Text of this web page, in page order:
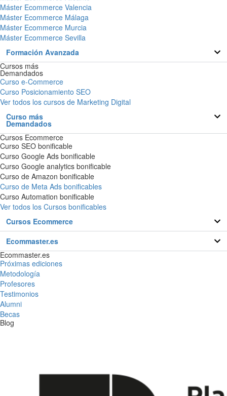
Máster Ecommerce Valencia
Máster Ecommerce Málaga
Máster Ecommerce Murcia
Máster Ecommerce Sevilla
Formación Avanzada
Cursos más
Demandados
Curso e-Commerce
Curso Posicionamiento SEO
Ver todos los cursos de Marketing Digital
Curso más
Demandados
Cursos Ecommerce
Curso SEO bonificable
Curso Google Ads bonificable
Curso Google analytics bonificable
Curso de Amazon bonificable
Curso de Meta Ads bonificables
Curso Automation bonificable
Ver todos los Cursos bonificables
Cursos Ecommerce
Ecommaster.es
Ecommaster.es
Próximas ediciones
Metodología
Profesores
Testimonios
Alumni
Becas
Blog